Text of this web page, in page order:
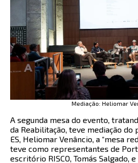
Mediação: Heliomar
A segunda mesa do evento,
da Reabilitação, teve mediação do
ES, Heliomar Venâncio, a “mesa
teve como representantes de
escritório RISCO, Tomás Salgado,